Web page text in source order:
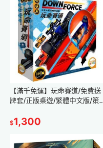
【滿千免運】玩命賽道/免費送
牌套/正版桌遊/繁體中文版/策
車/現貨/玩具/好遊戲桌遊專賣
$1,300